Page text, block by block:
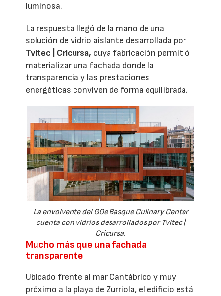
luminosa.
La respuesta llegó de la mano de una
solución de vidrio aislante desarrollada por
Tvitec | Cricursa, cuya fabricación permitió
materializar una fachada donde la
transparencia y las prestaciones
energéticas conviven de forma equilibrada.
La envolvente del GOe Basque Culinary Center
cuenta con vidrios desarrollados por Tvitec |
Cricursa.
Mucho más que una fachada
transparente
Ubicado frente al mar Cantábrico y muy
próximo a la playa de Zurriola, el edificio está